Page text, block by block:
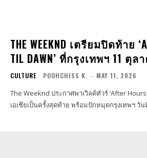
THE WEEKND เตรียมปิดท้าย
TIL DAWN’ ที่กรุงเทพฯ 11 ตุล
CULTURE POOHCHISS K. - MAY 11, 2026
The Weeknd ประกาศพาเวิลด์ทัวร์ ‘After Hours
เอเชียเป็นครั้งสุดท้าย พร้อมปักหมุดกรุงเทพฯ วั